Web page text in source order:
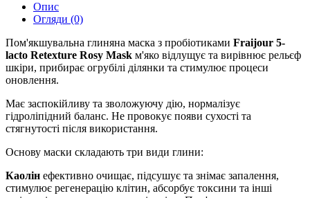
Опис
Огляди (0)
Пом'якшувальна глиняна маска з пробіотиками Fraijour 5-
lacto Retexture Rosy Mask м'яко відлущує та вирівнює рельєф
шкіри, прибирає огрубілі ділянки та стимулює процеси
оновлення.
Має заспокійливу та зволожуючу дію, нормалізує
гідроліпідний баланс. Не провокує появи сухості та
стягнутості після використання.
Основу маски складають три види глини:
Каолін ефективно очищає, підсушує та знімає запалення,
стимулює регенерацію клітин, абсорбує токсини та інші